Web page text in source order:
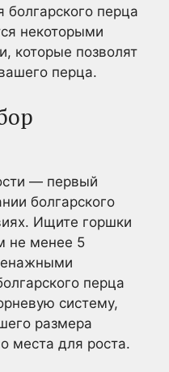
перца
некоторыми
которые позволят
перца.
— первый
болгарского
Ищите горшки
не менее 5
перца
систему,
размера
места для роста.